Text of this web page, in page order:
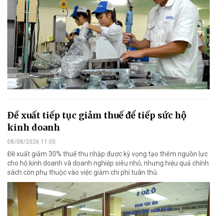
Đề xuất tiếp tục giảm thuế để tiếp sức hộ
kinh doanh
08/08/2026 11:05
Đề xuất giảm 30% thuế thu nhập được kỳ vọng tạo thêm nguồn lực
cho hộ kinh doanh và doanh nghiệp siêu nhỏ, nhưng hiệu quả chính
sách còn phụ thuộc vào việc giảm chi phí tuân thủ.